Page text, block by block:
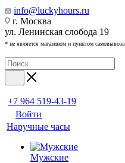
info@luckyhours.ru
г. Москва
ул. Ленинская слобода 19
* не является магазином и пунктом самовывоза
+7 964 519-43-19
Войти
Наручные часы
Мужские